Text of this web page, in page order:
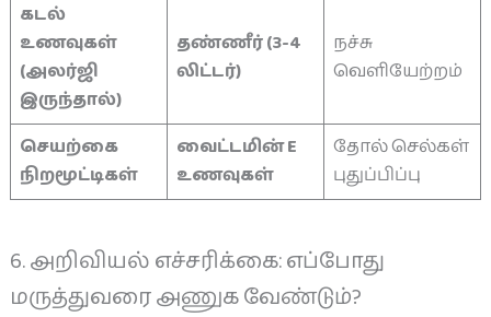
கடல்
உணவுகள்
(அலர்ஜி
இருந்தால்)
தண்ணீர் (3-4
லிட்டர்)
நச்சு
வெளியேற்றம்
செயற்கை
நிறமூட்டிகள்
வைட்டமின் E
உணவுகள்
தோல் செல்கள்
புதுப்பிப்பு
6. அறிவியல் எச்சரிக்கை: எப்போது
மருத்துவரை அணுக வேண்டும்?